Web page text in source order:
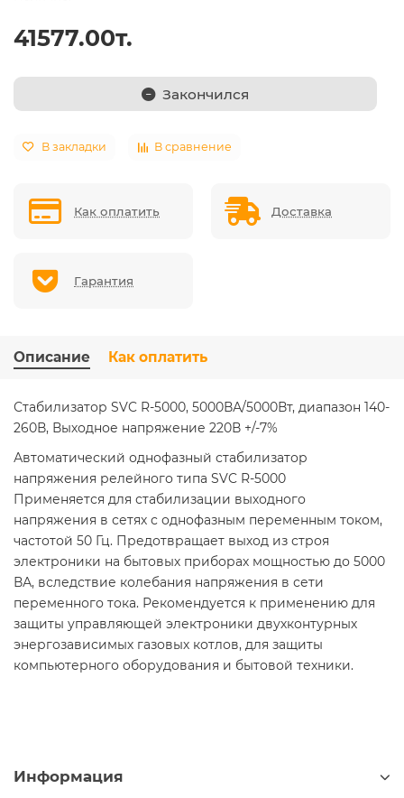
41577.00т.
Закончился
В закладки В сравнение
Как оплатить Доставка
Гарантия
Описание Как оплатить
Стабилизатор SVC R-5000, 5000ВА/5000Вт, диапазон 140-
260В, Выходное напряжение 220В +/-7%
Автоматический однофазный стабилизатор
напряжения релейного типа SVC R-5000
Применяется для стабилизации выходного
напряжения в сетях с однофазным переменным током,
частотой 50 Гц. Предотвращает выход из строя
электроники на бытовых приборах мощностью до 5000
ВА, вследствие колебания напряжения в сети
переменного тока. Рекомендуется к применению для
защиты управляющей электроники двухконтурных
энергозависимых газовых котлов, для защиты
компьютерного оборудования и бытовой техники.
Информация